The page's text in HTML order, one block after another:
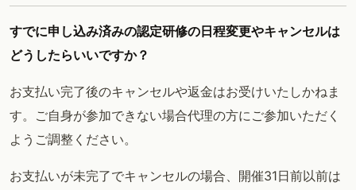
すでに申し込み済みの認定研修の日程変更やキャンセルは
どうしたらいいですか？
お支払い完了後のキャンセルや返金はお受けいたしかねま
す。ご自身が参加できない場合代理の方にご参加いただく
ようご調整ください。
お支払いが未完了でキャンセルの場合、開催31日前以前は